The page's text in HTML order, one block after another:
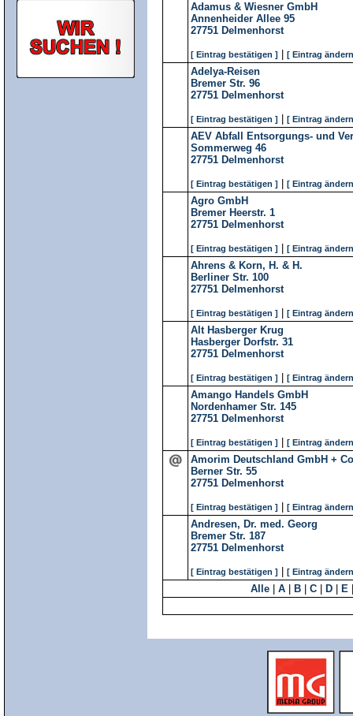
Adamus & Wiesner GmbH
Annenheider Allee 95
27751 Delmenhorst
[ Eintrag bestätigen ] [ Eintrag
Adelya-Reisen
Bremer Str. 96
27751 Delmenhorst
[ Eintrag bestätigen ] [ Eintrag
AEV Abfall Entsorgungs- und
Sommerweg 46
27751 Delmenhorst
[ Eintrag bestätigen ] [ Eintrag
Agro GmbH
Bremer Heerstr. 1
27751 Delmenhorst
[ Eintrag bestätigen ] [ Eintrag
Ahrens & Korn, H. & H.
Berliner Str. 100
27751 Delmenhorst
[ Eintrag bestätigen ] [ Eintrag
Alt Hasberger Krug
Hasberger Dorfstr. 31
27751 Delmenhorst
[ Eintrag bestätigen ] [ Eintrag
Amango Handels GmbH
Nordenhamer Str. 145
27751 Delmenhorst
[ Eintrag bestätigen ] [ Eintrag
Amorim Deutschland GmbH +
Berner Str. 55
27751 Delmenhorst
[ Eintrag bestätigen ] [ Eintrag
Andresen, Dr. med. Georg
Bremer Str. 187
27751 Delmenhorst
[ Eintrag bestätigen ] [ Eintrag
Alle A B C D E